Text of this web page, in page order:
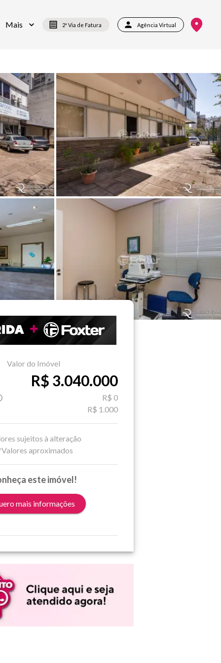
Mais 2ª Via de Fatura Agência Virtual
Valor do Imóvel
R$ 3.040.000
R$ 0
R$ 1.000
sujeitos à alteração
aproximados
este imóvel!
mais informações